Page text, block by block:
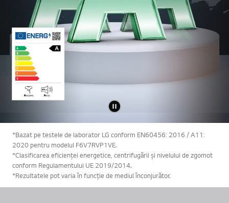
*Bazat pe testele de laborator LG conform EN60456: 2016 / A11:
2020 pentru modelul F6V7RVP1VE.
*Clasificarea eficienței energetice, centrifugării și nivelului de zgomot
conform Regulamentului UE 2019/2014.
*Rezultatele pot varia în funcție de mediul înconjurător.